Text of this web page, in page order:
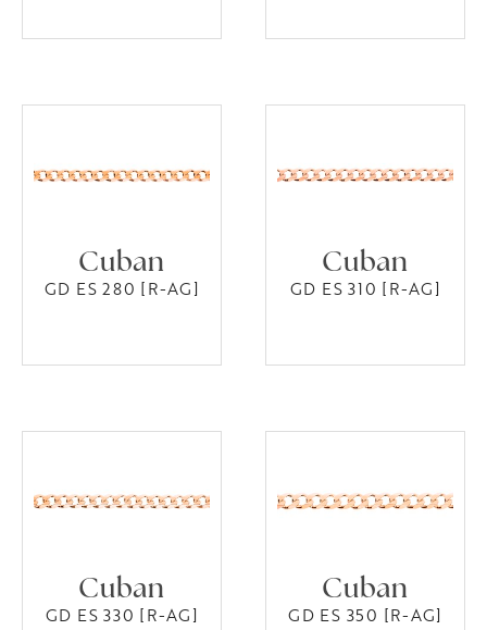
Cuban
GD ES 280 [R-AG]
Cuban
GD ES 310 [R-AG]
Cuban
GD ES 330 [R-AG]
Cuban
GD ES 350 [R-AG]